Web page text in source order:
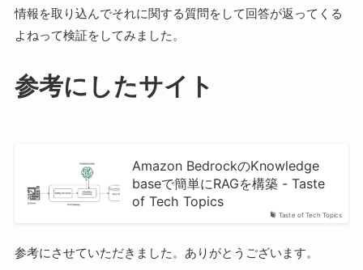
情報を取り込んでそれに関する質問をして回答が返ってくる
よねって検証をしてみました。
参考にしたサイト
Taste of Tech Topics
Amazon BedrockのKnowledge
baseで簡単にRAGを構築 - Taste
of Tech Topics
参考にさせていただきました。ありがとうございます。